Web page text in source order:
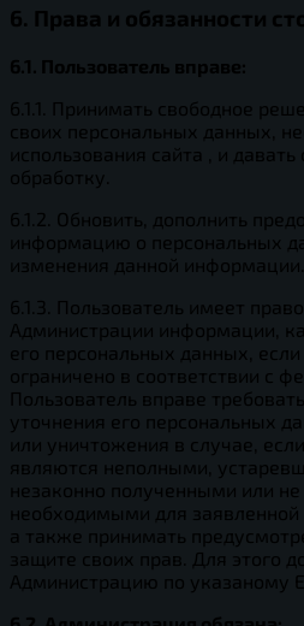
6. Права и обязанности
6.1. Пользователь вправе:
6.1.1. Принимать свободное
своих персональных данных,
использования сайта , и давать
обработку.
6.1.2. Обновить, дополнить
информацию о персональных
изменения данной информации.
6.1.3. Пользователь имеет
Администрации информации,
его персональных данных,
ограничено в соответствии с
Пользователь вправе
уточнения его персональных
или уничтожения в случае,
являются неполными,
незаконно полученными или
необходимыми для заявленной
а также принимать
защите своих прав. Для этого
Администрацию по указаному